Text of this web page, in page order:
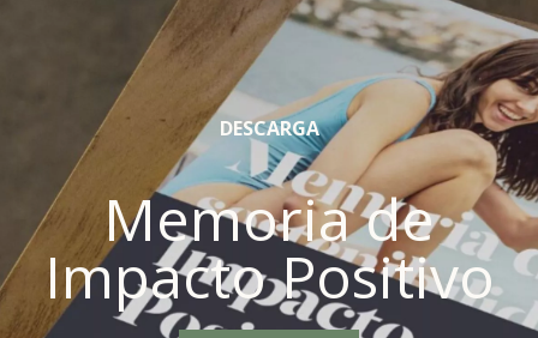
DESCARGA
Memoria de
Impacto Positivo